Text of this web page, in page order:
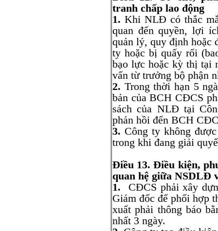
tranh chấp lao động
1. Khi NLĐ có thắc
quan đến quyền, lợi
quản lý, quy định hoặc
ty hoặc bị quấy rối
bạo lực hoặc kỳ thị tại
vấn từ trưởng bộ phận
2. Trong thời hạn 5
bản của BCH CĐCS
sách của NLĐ tại
phản hồi đến BCH
3. Công ty không
trong khi đang giải
Điều 13.Điều kiện,
quan hệ giữa NSDLĐ
1. CĐCS phải xây
Giám đốc để phối hợp
xuất phải thông báo
nhất 3 ngày.